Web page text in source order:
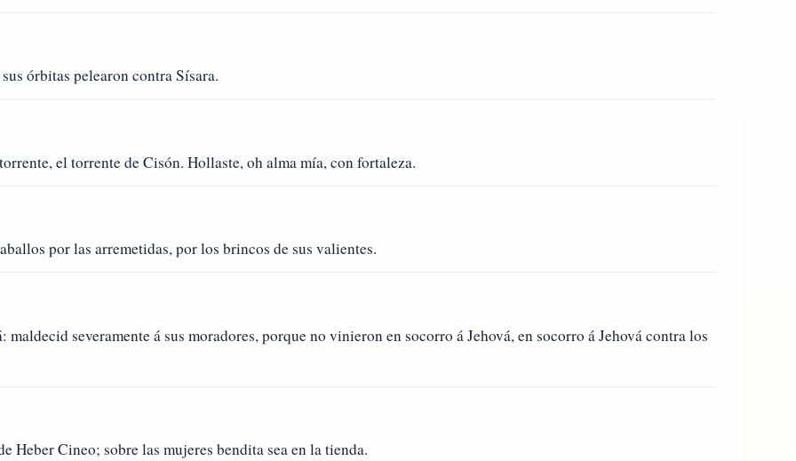
órbitas pelearon contra Sísara.
el torrente de Cisón. Hollaste, oh alma mía, con fortaleza.
por las arremetidas, por los brincos de sus valientes.
severamente á sus moradores, porque no vinieron en socorro á Jehová, en socorro á Jehová contra los
Heber Cineo; sobre las mujeres bendita sea en la tienda.